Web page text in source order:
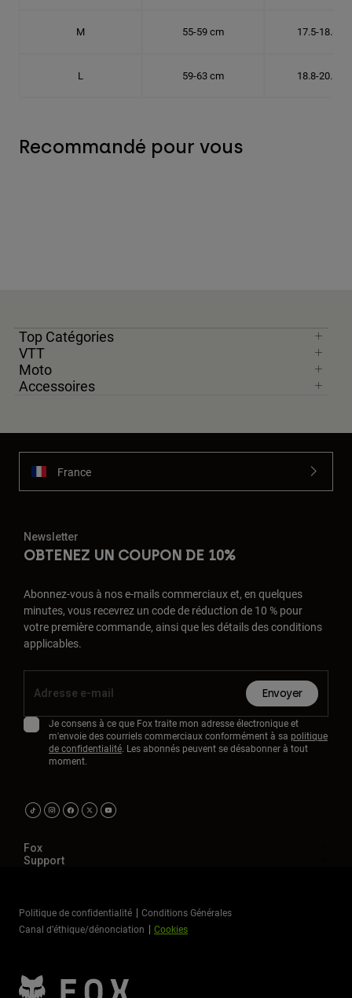
M 55-59 cm 17.5-18.8
L 59-63 cm 18.8-20.1
Recommandé pour vous
Top Catégories
VTT
Moto
Accessoires
France
Newsletter
OBTENEZ UN COUPON DE 10%
Abonnez-vous à nos e-mails commerciaux et, en quelques
minutes, vous recevrez un code de réduction de 10 % pour
votre première commande, ainsi que les détails des conditions
applicables.
Envoyer
Je consens à ce que Fox traite mon adresse électronique et
m'envoie des courriels commerciaux conformément à sa politique
de confidentialité. Les abonnés peuvent se désabonner à tout
moment.
Fox
Support
Politique de confidentialité
Conditions Générales
Canal d’éthique/dénonciation
Cookies